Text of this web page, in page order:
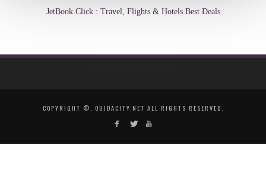
JetBook.Click : Travel, Flights & Hotels Best Deals
COPYRIGHT ©, OUJDACITY.NET ALL RIGHTS RESERVED.